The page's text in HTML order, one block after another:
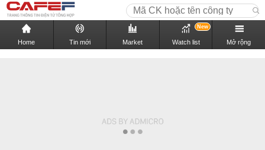
Home Tin mới Market Watch list
New
Mở rộng